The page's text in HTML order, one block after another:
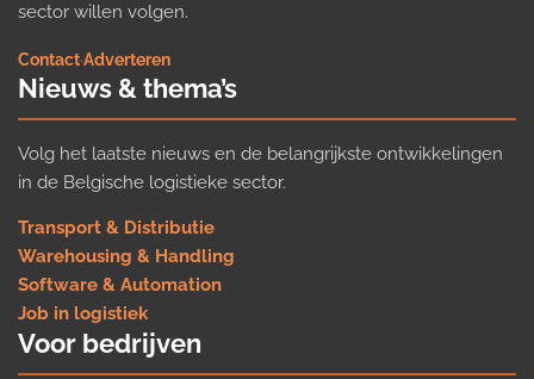
sector willen volgen.
Contact·Adverteren
Nieuws & thema’s
Volg het laatste nieuws en de belangrijkste ontwikkelingen
in de Belgische logistieke sector.
Transport & Distributie
Warehousing & Handling
Software & Automation
Job in logistiek
Voor bedrijven